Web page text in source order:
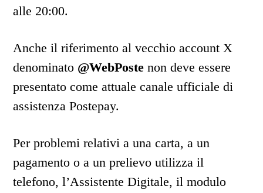
alle 20:00.
Anche il riferimento al vecchio account X
denominato @WebPoste non deve essere
presentato come attuale canale ufficiale di
assistenza Postepay.
Per problemi relativi a una carta, a un
pagamento o a un prelievo utilizza il
telefono, l’Assistente Digitale, il modulo